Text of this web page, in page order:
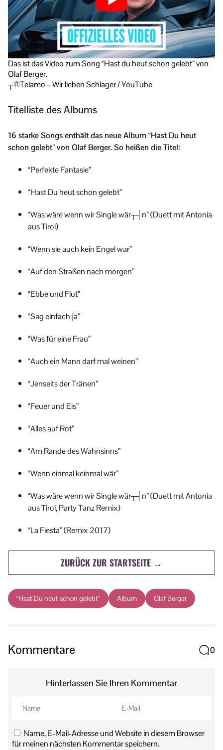
Das ist das Video zum Song “Hast du heut schon gelebt” von
Olaf Berger.
┬®Telamo – Wir lieben Schlager / YouTube
Titelliste des Albums
16 starke Songs enthält das neue Album “Hast Du heut
schon gelebt” von Olaf Berger. So heißen die Titel:
“Perfekte Fantasie”
“Hast Du heut schon gelebt”
“Was wäre wenn wir Single wär┬┤n” (Duett mit Antonia
aus Tirol)
“Wenn sie auch kein Engel war”
“Auf den Straßen nach morgen”
“Ebbe und Flut”
“Sag einfach ja”
“Was für eine Frau”
“Auch ein Mann darf mal weinen”
“Jenseits der Tränen”
“Feuer und Eis”
“Alles auf Rot”
“Am Rande des Wahnsinns”
“Wenn einmal keinmal wär”
“Was wäre wenn wir Single wär┬┤n” (Duett mit Antonia
aus Tirol, Party Tanz Remix)
“La Fiesta” (Remix 2017)
ZURÜCK ZUR STARTSEITE →
“Hast Du heut schon gelebt” Album Olaf Berger
Kommentare 0
Hinterlassen Sie Ihren Kommentar
Name, E-Mail-Adresse und Website in diesem Browser
für meinen nächsten Kommentar speichern.